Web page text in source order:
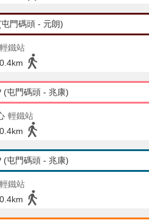
門碼頭 - 元朗)
輕鐵站
0.4km
(屯門碼頭 - 兆康)
輕鐵站
0.4km
(屯門碼頭 - 兆康)
輕鐵站
0.4km